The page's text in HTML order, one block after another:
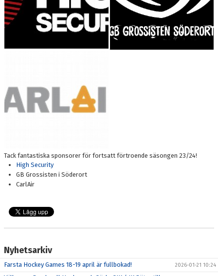
Tack fantastiska sponsorer för fortsatt förtroende säsongen 23/24!
High Security
GB Grossisten i Söderort
CarlAir
Nyhetsarkiv
Farsta Hockey Games 18-19 april är fullbokad! 2026-01-21 10:24